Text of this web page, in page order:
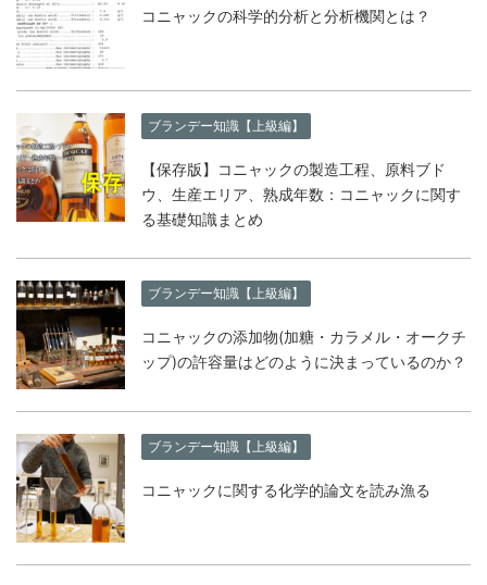
コニャックの科学的分析と分析機関とは？
ブランデー知識【上級編】
【保存版】コニャックの製造工程、原料ブド
ウ、生産エリア、熟成年数：コニャックに関す
る基礎知識まとめ
ブランデー知識【上級編】
コニャックの添加物(加糖・カラメル・オークチ
ップ)の許容量はどのように決まっているのか？
ブランデー知識【上級編】
コニャックに関する化学的論文を読み漁る